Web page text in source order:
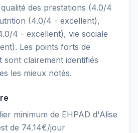
des prestations (4.0/4
(4.0/4 - excellent),
4 - excellent), vie sociale
Les points forts de
sont clairement identifiés
les mieux notés.
minimum de EHPAD d'Alise
de 74.14€/jour